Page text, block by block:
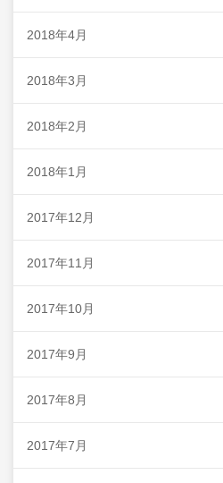
2018年4月
2018年3月
2018年2月
2018年1月
2017年12月
2017年11月
2017年10月
2017年9月
2017年8月
2017年7月